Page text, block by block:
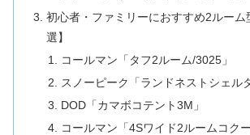
初心者・ファミリーにおすすめ2ルーム
選】
コールマン「タフ2ルーム/3025」
スノーピーク「ランドネストシェル
DOD「カマボコテント3M」
コールマン「4Sワイド2ルームコク